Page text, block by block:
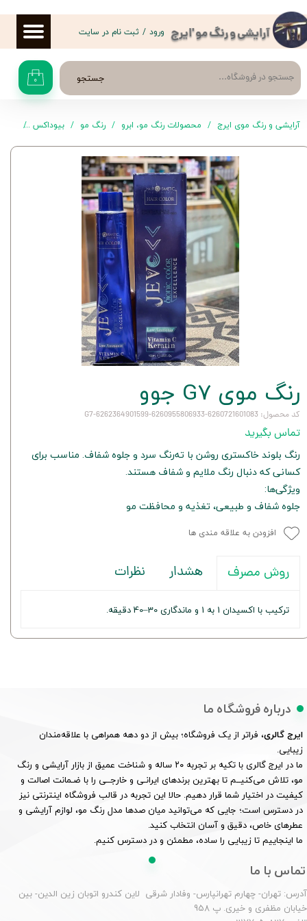
آرایشی و رنگ مو 'ایرج
جستجو ۰
ورود / ثبت نام در سایت
حساب کاربری من
تغییر گذر واژه
سفارشات
خروج از حساب کاربری
آرایشی و رنگ موی ایرج محصولات رنگ مو، ابرو رنگ مو بیوداکس
رنگ موی G7 جوو
کد محصول: 6260721601083-6260955806933-6262364901599-G7
تماس بگیرید
رنگ بلوند خاکستری روشن با ته‌رنگ سرد و جلوه شفاف. مناسب برای
کسانی که دنبال رنگ ملایم و شفاف هستند.
ویژگی‌ها:
جلوه شفاف و طبیعی، تغذیه و محافظت مو
افزودن به علاقه مندی ها
روش مصرف هشدار نظرات
ترکیب با اکسیدان 1 به 1 و ماندگاری 30–40 دقیقه.
درباره فروشگاه ما
ایرج گالری، فراتر از یک فروشگاه؛ بیش از دو دهه همراهی با علاقه‌مندان
زیبایی.
ما در ایرج گالری با تکیه بر تجربه ۲۰ ساله و شناخت عمیق از بازار آرایشی و رنگ
مو، تلاش می‌کنیــم تا بهترین برندهای ایرانـی و خارجــی را با ضـمانت اصالت و
کیفیت در اختیار شما قرار دهیم. حالا این تجربه در قالب فروشگاه اینترنتی نیز
در دسترس است؛ جایی که می‌توانید میان صدها مدل رنگ مو، لوازم آرایشی و
عطرهای خاص، دقیق و آسان انتخاب کنید.
ما اینجاییم تا زیبایی را ساده، مطمئن و در دسترس کنیم.
تماس با ما
آدرس: تهران- چهارم تهرانپارس- وفادار شرقی لاین کندرو اتوبان زین الدین- بین
خیابان مظفری و خیری. پ 958